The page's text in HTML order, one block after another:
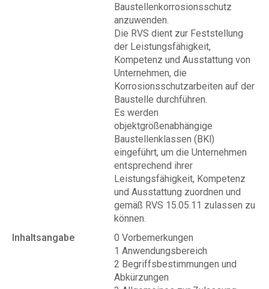
Baustellenkorrosionsschutz
anzuwenden.
Die RVS dient zur Feststellung
der Leistungsfähigkeit,
Kompetenz und Ausstattung von
Unternehmen, die
Korrosionsschutzarbeiten auf der
Baustelle durchführen.
Es werden
objektgrößenabhängige
Baustellenklassen (BKl)
eingeführt, um die Unternehmen
entsprechend ihrer
Leistungsfähigkeit, Kompetenz
und Ausstattung zuordnen und
gemäß RVS 15.05.11 zulassen zu
können.
Inhaltsangabe
0 Vorbemerkungen
1 Anwendungsbereich
2 Begriffsbestimmungen und
Abkürzungen